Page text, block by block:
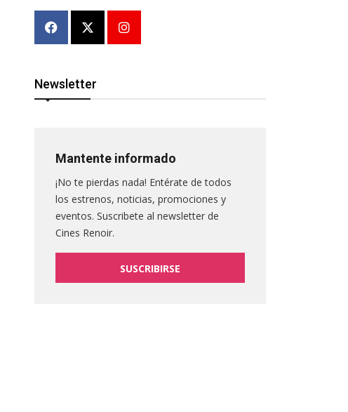
Newsletter
Mantente informado
¡No te pierdas nada! Entérate de todos
los estrenos, noticias, promociones y
eventos. Suscribete al newsletter de
Cines Renoir.
SUSCRIBIRSE